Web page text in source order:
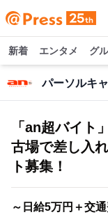
新着 エンタメ グ
パーソルキ
「an超バイ
古場で差し入
ト募集！
～日給5万円＋交